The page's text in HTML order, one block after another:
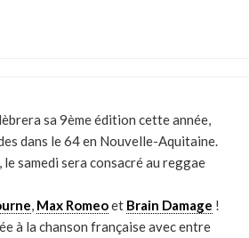
sa 9ème édition cette année,
dans le 64 en Nouvelle-Aquitaine.
le samedi sera consacré au reggae
, Max Romeoet Brain Damage !
à la chanson française avec entre